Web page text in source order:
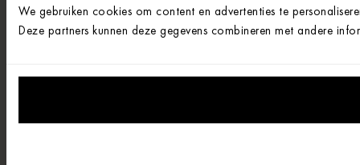
We gebruiken cookies om content en advertenties te
Deze partners kunnen deze gegevens combineren met andere